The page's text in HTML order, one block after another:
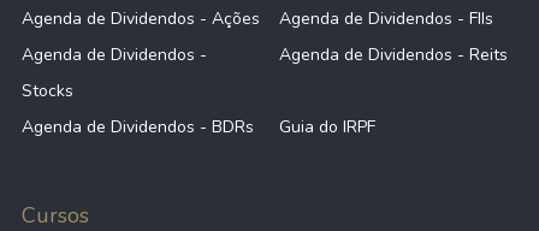
Agenda de Dividendos - Ações
Agenda de Dividendos - FIIs
Agenda de Dividendos -
Stocks
Agenda de Dividendos - Reits
Agenda de Dividendos - BDRs Guia do IRPF
Cursos